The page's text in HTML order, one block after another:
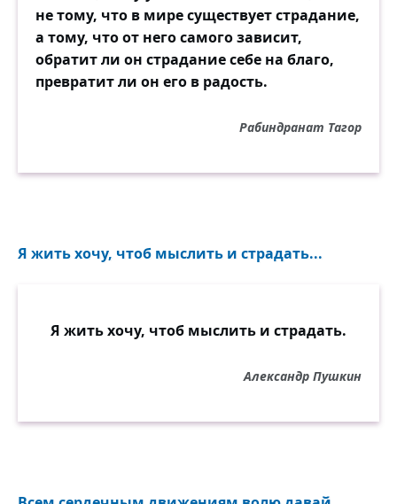
У гроба матери колена преклонив,
Там дева юная в печали безмятежной
Возводит к небу взор болезненный и
нежный,
Как ангел горести является она;
бродит.
Там умножает он тоску души своей.
При пышном торжестве старинных
При гласе пастыря, при сладком хоров
Тревожится его безверия мученье;
Холодный ко всему и чуждый к
не тому, что в мире существует страдание,
а тому, что от него самого зависит,
обратит ли он страдание себе на благо,
превратит ли он его в радость.
Рабиндранат Тагор
Я жить хочу, чтоб мыслить и страдать...
Я жить хочу, чтоб мыслить и страдать.
Александр Пушкин